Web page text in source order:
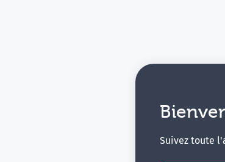
Suivez toute